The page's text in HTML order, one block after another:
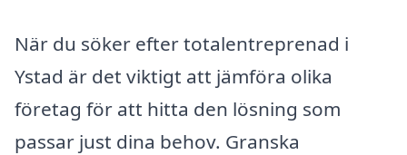
När du söker efter totalentreprenad i
Ystad är det viktigt att jämföra olika
företag för att hitta den lösning som
passar just dina behov. Granska